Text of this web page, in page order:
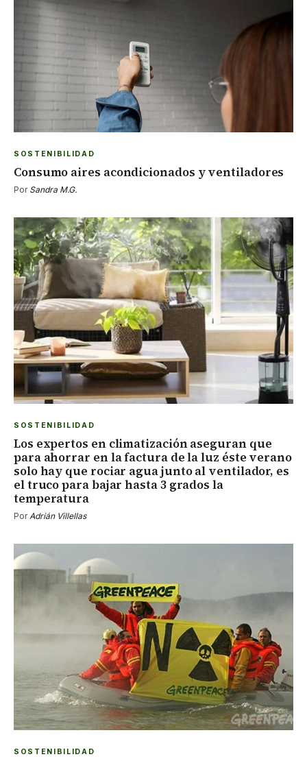
SOSTENIBILIDAD
Consumo aires acondicionados y ventiladores
Por Sandra M.G.
SOSTENIBILIDAD
Los expertos en climatización aseguran que
para ahorrar en la factura de la luz éste verano
solo hay que rociar agua junto al ventilador, es
el truco para bajar hasta 3 grados la
temperatura
PorAdrián Villellas
SOSTENIBILIDAD